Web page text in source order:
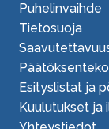
Puhelinvaihde
Tietosuoja
Päätöksenteko
Esityslistat ja
Kuulutukset ja